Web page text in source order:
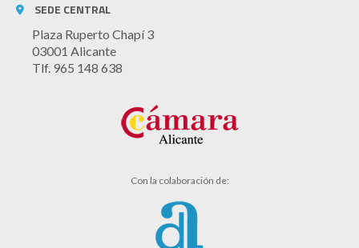
SEDE CENTRAL
Plaza Ruperto Chapí 3
03001 Alicante
Tlf. 965 148 638
Con la colaboración de: